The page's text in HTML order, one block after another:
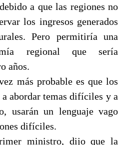
a que las regiones no
los ingresos generados
Pero permitiría una
regional que sería
años.
más probable es que los
abordar temas difíciles y a
usarán un lenguaje vago
difíciles.
ministro, dijo que la